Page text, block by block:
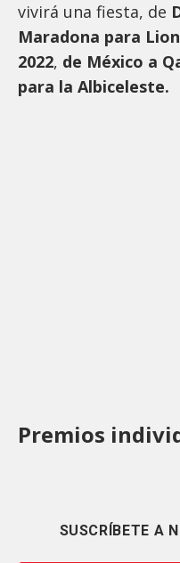
vivirá una fiesta, de
Maradona para
2022, de México a
para la Albiceleste.
Premios
SUSCRÍBETE A